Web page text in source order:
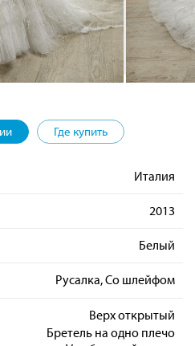
Где купить
Италия
2013
Белый
Русалка, Со шлейфом
Верх открытый
Бретель на одно плечо